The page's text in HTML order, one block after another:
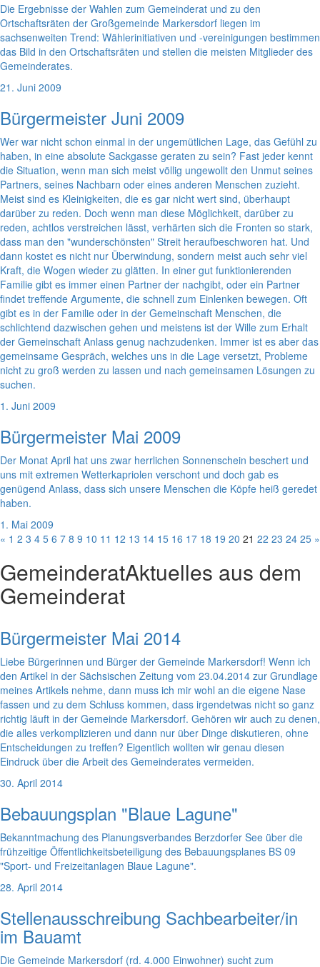
Die Ergebnisse der Wahlen zum Gemeinderat und zu den
Ortschaftsräten der Großgemeinde Markersdorf liegen im
sachsenweiten Trend: Wählerinitiativen und -vereinigungen bestimmen
das Bild in den Ortschaftsräten und stellen die meisten Mitglieder des
Gemeinderates.
21. Juni 2009
Bürgermeister Juni 2009
Wer war nicht schon einmal in der ungemütlichen Lage, das Gefühl zu
haben, in eine absolute Sackgasse geraten zu sein? Fast jeder kennt
die Situation, wenn man sich meist völlig ungewollt den Unmut seines
Partners, seines Nachbarn oder eines anderen Menschen zuzieht.
Meist sind es Kleinigkeiten, die es gar nicht wert sind, überhaupt
darüber zu reden. Doch wenn man diese Möglichkeit, darüber zu
reden, achtlos verstreichen lässt, verhärten sich die Fronten so stark,
dass man den "wunderschönsten" Streit heraufbeschworen hat. Und
dann kostet es nicht nur Überwindung, sondern meist auch sehr viel
Kraft, die Wogen wieder zu glätten. In einer gut funktionierenden
Familie gibt es immer einen Partner der nachgibt, oder ein Partner
findet treffende Argumente, die schnell zum Einlenken bewegen. Oft
gibt es in der Familie oder in der Gemeinschaft Menschen, die
schlichtend dazwischen gehen und meistens ist der Wille zum Erhalt
der Gemeinschaft Anlass genug nachzudenken. Immer ist es aber das
gemeinsame Gespräch, welches uns in die Lage versetzt, Probleme
nicht zu groß werden zu lassen und nach gemeinsamen Lösungen zu
suchen.
1. Juni 2009
Bürgermeister Mai 2009
Der Monat April hat uns zwar herrlichen Sonnenschein beschert und
uns mit extremen Wetterkapriolen verschont und doch gab es
genügend Anlass, dass sich unsere Menschen die Köpfe heiß geredet
haben.
1. Mai 2009
« 1 2 3 4 5 6 7 8 9 10 11 12 13 14 15 16 17 18 19 20 21 22 23 24 25 »
GemeinderatAktuelles aus dem
Gemeinderat
Bürgermeister Mai 2014
Liebe Bürgerinnen und Bürger der Gemeinde Markersdorf! Wenn ich
den Artikel in der Sächsischen Zeitung vom 23.04.2014 zur Grundlage
meines Artikels nehme, dann muss ich mir wohl an die eigene Nase
fassen und zu dem Schluss kommen, dass irgendetwas nicht so ganz
richtig läuft in der Gemeinde Markersdorf. Gehören wir auch zu denen,
die alles verkomplizieren und dann nur über Dinge diskutieren, ohne
Entscheidungen zu treffen? Eigentlich wollten wir genau diesen
Eindruck über die Arbeit des Gemeinderates vermeiden.
30. April 2014
Bebauungsplan "Blaue Lagune"
Bekanntmachung des Planungsverbandes Berzdorfer See über die
frühzeitige Öffentlichkeitsbeteiligung des Bebauungsplanes BS 09
"Sport- und Freizeitanlagen Blaue Lagune".
28. April 2014
Stellenausschreibung Sachbearbeiter/in
im Bauamt
Die Gemeinde Markersdorf (rd. 4.000 Einwohner) sucht zum